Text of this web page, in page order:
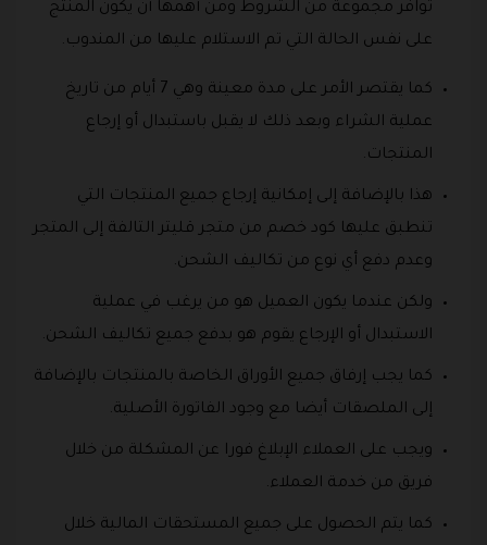
توافر مجموعة من الشروط ومن أهمها أن يكون المنتج
على نفس الحالة التي تم الاستلام عليها من المندوب.
كما يقتصر الأمر على مدة معينة وهي 7 أيام من تاريخ
عملية الشراء وبعد ذلك لا يقبل باستبدال أو إرجاع
المنتجات.
هذا بالإضافة إلى إمكانية إرجاع جميع المنتجات التي
تنطبق عليها كود خصم من متجر قليتر التالفة إلى المتجر
وعدم دفع أي نوع من تكاليف الشحن.
ولكن عندما يكون العميل هو من يرغب في عملية
الاستبدال أو الإرجاع يقوم هو بدفع جميع تكاليف الشحن.
كما يجب إرفاق جميع الأوراق الخاصة بالمنتجات بالإضافة
إلى الملصقات أيضا مع وجود الفاتورة الأصلية.
ويجب على العملاء الإبلاغ فورا عن المشكلة من خلال
فريق من خدمة العملاء.
كما يتم الحصول على جميع المستحقات المالية خلال